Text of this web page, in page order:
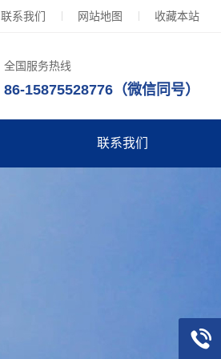
联系我们 网站地图 收藏本站
全国服务热线
86-15875528776（微信同号）
联系我们